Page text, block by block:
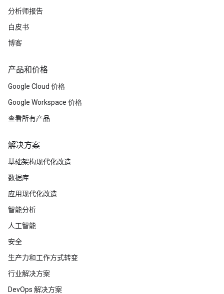
分析师报告
白皮书
博客
产品和价格
Google Cloud 价格
Google Workspace 价格
查看所有产品
解决方案
基础架构现代化改造
数据库
应用现代化改造
智能分析
人工智能
安全
生产力和工作方式转变
行业解决方案
DevOps 解决方案